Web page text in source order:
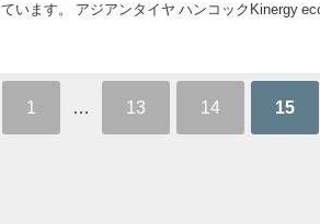
ています。 アジアンタイヤ ハンコックKinergy
1 13 14 15